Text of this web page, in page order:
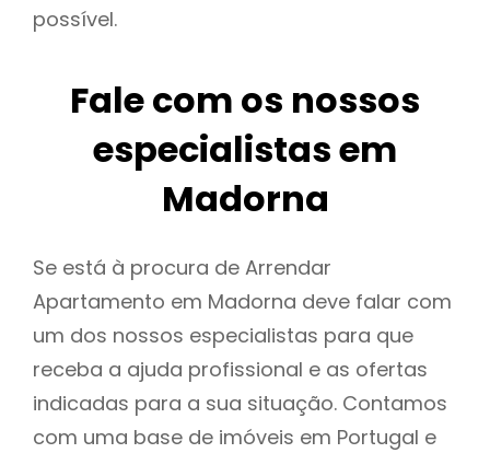
possível.
Fale com os nossos
especialistas em
Madorna
Se está à procura de Arrendar
Apartamento em Madorna deve falar com
um dos nossos especialistas para que
receba a ajuda profissional e as ofertas
indicadas para a sua situação. Contamos
com uma base de imóveis em Portugal e